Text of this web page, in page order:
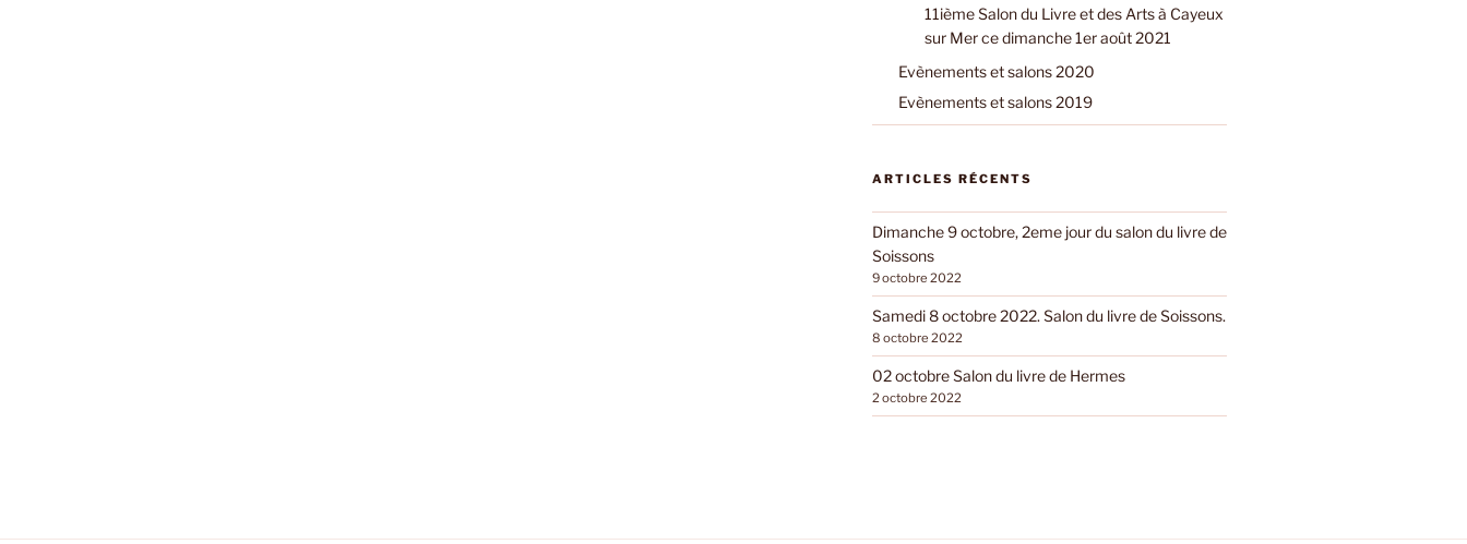
11ième Salon du Livre et des Arts à Cayeux
sur Mer ce dimanche 1er août 2021
Evènements et salons 2020
Evènements et salons 2019
ARTICLES RÉCENTS
Dimanche 9 octobre, 2eme jour du salon du livre de
Soissons
9 octobre 2022
Samedi 8 octobre 2022. Salon du livre de Soissons.
8 octobre 2022
02 octobre Salon du livre de Hermes
2 octobre 2022